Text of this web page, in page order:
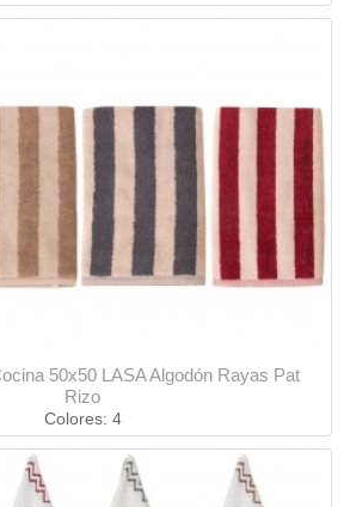
50x50 LASA Algodón Rayas Pat
Rizo
Colores: 4